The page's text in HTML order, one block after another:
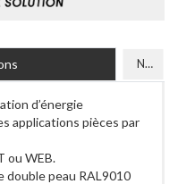
Normes et certifications
d’énergie
applications pièces par
ou WEB.
peau RAL9010